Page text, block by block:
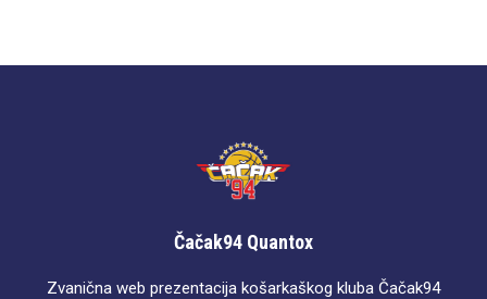
Čačak94 Quantox
Zvanična web prezentacija košarkaškog kluba Čačak94